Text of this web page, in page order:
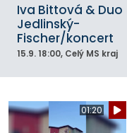
Iva Bittová & Duo
Jedlinský-
Fischer/koncert
15.9. 18:00, Celý MS kraj
01:20